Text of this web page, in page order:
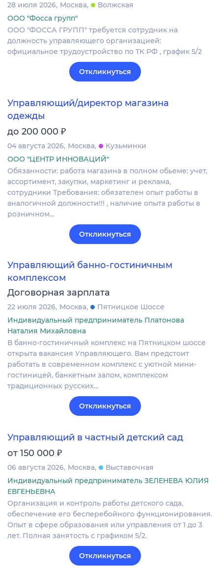
28 июля 2026 Москва
Волжская
ООО "Фосса групп"
ООО "ФОССА ГРУПП" требуется сотрудник на
должность управляющего организацией:
официальное трудоустройство по ТК РФ , график 5/2
Откликнуться
Управляющий/директор магазина
одежды
до 200 000 ₽
04 августа 2026 Москва
Кузьминки
ООО "ЦЕНТР ИННОВАЦИЙ"
Обязанности: работа магазина в полном обьеме: учет,
ассортимент, закупки, маркетинг и реклама,
сотрудники Требования: обязателен опыт работы в
аналогичной должности!!! , наличие опыта работы в
розничном…
Откликнуться
Управляющий банно-гостиничным
комплексом
Договорная зарплата
22 июля 2026 Москва
Пятницкое Шоссе
Индивидуальный предприниматель Платонова
Наталия Михайловна
В банно-гостиничный комплекс на Пятницком шоссе
открыта вакансия Управляющего. Вам предстоит
работать в современном комплекс с уютной мини-
гостиницей, банкетным залом, комплексом
традиционных русских…
Откликнуться
Управляющий в частный детский сад
от 150 000 ₽
06 августа 2026 Москва
Выставочная
Индивидуальный предприниматель ЗЕЛЕНЕВА ЮЛИЯ
ЕВГЕНЬЕВНА
Организация и контроль работы детского сада,
обеспечение его бесперебойного функционирования.
Опыт в сфере образования или управления от 1 до 3
лет. Полная занятость с графиком 5/2.
Откликнуться